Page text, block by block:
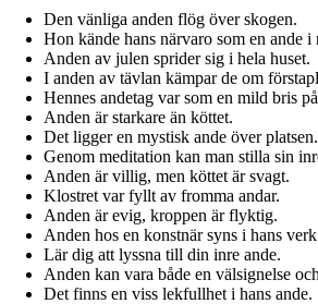
Den vänliga anden flög över skogen.
Hon kände hans närvaro som en ande i
Anden av julen sprider sig i hela huset.
I anden av tävlan kämpar de om
Hennes andetag var som en mild bris
Anden är starkare än köttet.
Det ligger en mystisk ande över platsen.
Genom meditation kan man stilla sin
Anden är villig, men köttet är svagt.
Klostret var fyllt av fromma andar.
Anden är evig, kroppen är flyktig.
Anden hos en konstnär syns i hans
Lär dig att lyssna till din inre ande.
Anden kan vara både en välsignelse
Det finns en viss lekfullhet i hans ande.